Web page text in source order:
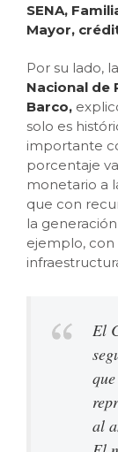
SENA,
Mayor,
Por su lado, la
Nacional de
Barco,
solo es
importante
porcentaje
monetario a
que con
la
ejemplo, con
El
al